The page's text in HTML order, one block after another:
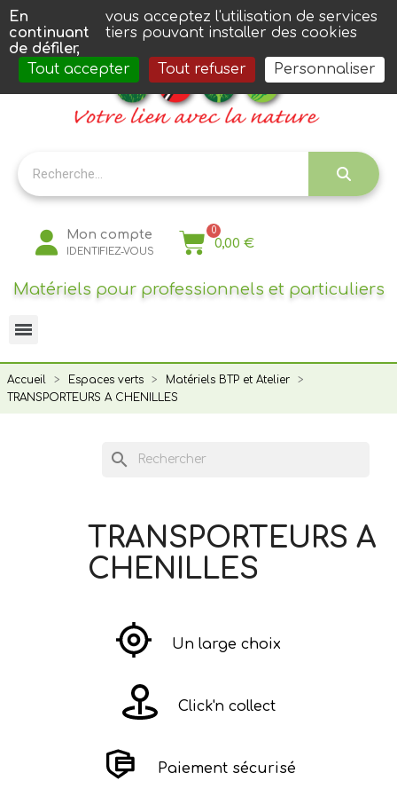
Mon compte
IDENTIFIEZ-VOUS
0,00 €
Matériels pour professionnels et particuliers
Accueil Espaces verts
Matériels BTP et Atelier
TRANSPORTEURS A CHENILLES
search
TRANSPORTEURS A
CHENILLES
Un large choix
Click'n collect
Paiement sécurisé
Panneau de gestion des cookies
En
continuant
de défiler,
vous acceptez l'utilisation de services
tiers pouvant installer des cookies
Tout accepter Tout refuser Personnaliser